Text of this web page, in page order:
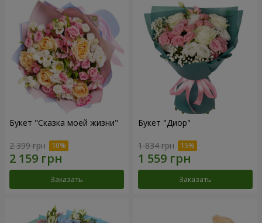
Букет "Сказка моей жизни"
2 399 грн
Заказать
Букет "Диор"
1 834 грн
Заказать